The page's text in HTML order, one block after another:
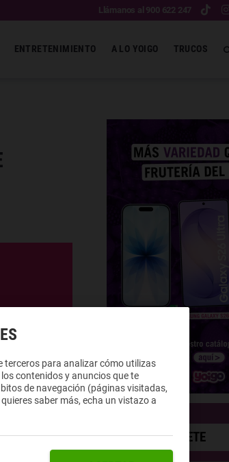
Llámanos al 900 622 247
ENTRETENIMIENTO A LO YOIGO TRUCOS
SUSCRÍBETE
terceros para analizar cómo utilizas
contenidos y anuncios que te
de navegación (páginas visitadas,
saber más, echa un vistazo a